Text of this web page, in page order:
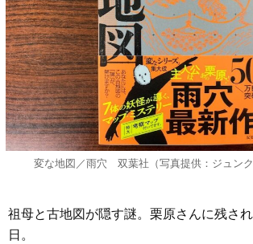
変な地図／雨穴 双葉社（写真提供：ジュンク
祖母と古地図が隠す謎。栗原さんに残さ
日。